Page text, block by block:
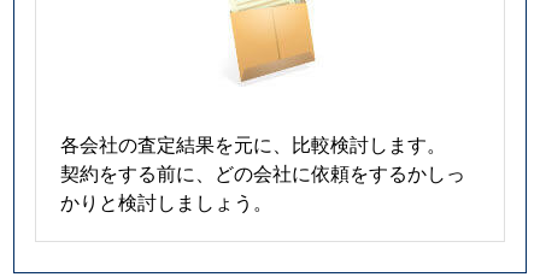
各会社の査定結果を元に、比較検討します。
契約をする前に、どの会社に依頼をするかしっ
かりと検討しましょう。